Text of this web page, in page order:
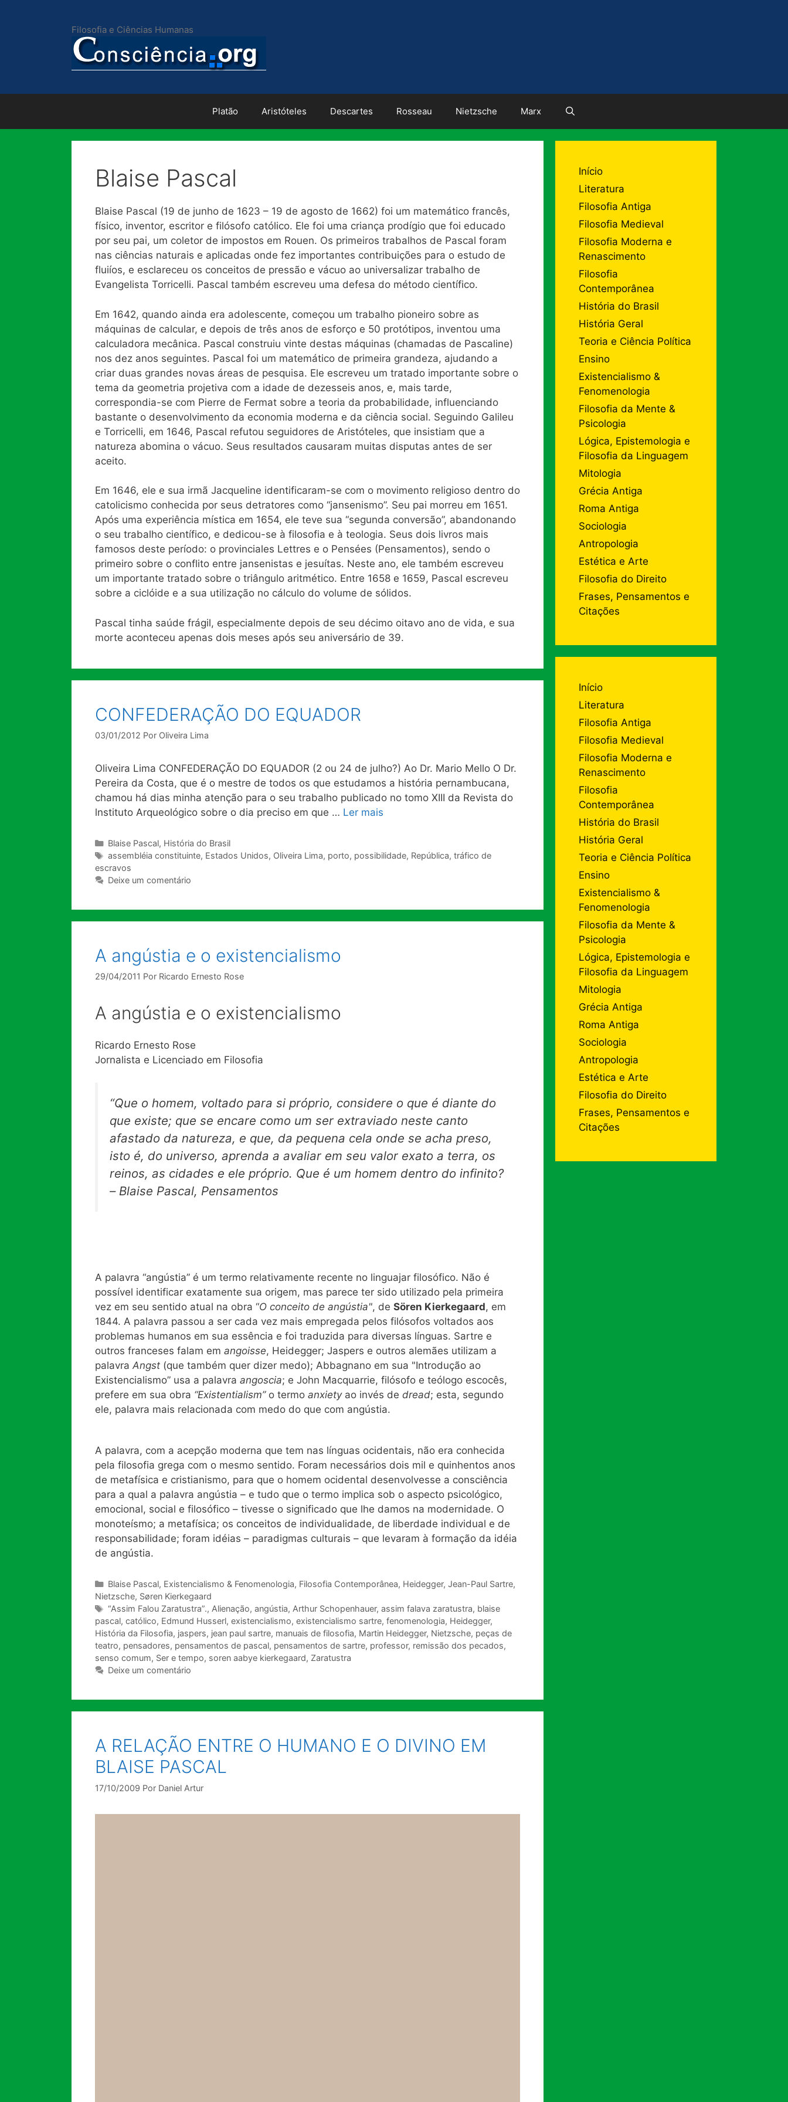
Filosofia e Ciências Humanas
Platão Aristóteles Descartes Rosseau Nietzsche Marx
Blaise Pascal
Blaise Pascal (19 de junho de 1623 – 19 de agosto de 1662) foi um matemático francês,
físico, inventor, escritor e filósofo católico. Ele foi uma criança prodígio que foi educado
por seu pai, um coletor de impostos em Rouen. Os primeiros trabalhos de Pascal foram
nas ciências naturais e aplicadas onde fez importantes contribuições para o estudo de
fluiíos, e esclareceu os conceitos de pressão e vácuo ao universalizar trabalho de
Evangelista Torricelli. Pascal também escreveu uma defesa do método científico.
Em 1642, quando ainda era adolescente, começou um trabalho pioneiro sobre as
máquinas de calcular, e depois de três anos de esforço e 50 protótipos, inventou uma
calculadora mecânica. Pascal construiu vinte destas máquinas (chamadas de Pascaline)
nos dez anos seguintes. Pascal foi um matemático de primeira grandeza, ajudando a
criar duas grandes novas áreas de pesquisa. Ele escreveu um tratado importante sobre o
tema da geometria projetiva com a idade de dezesseis anos, e, mais tarde,
correspondia-se com Pierre de Fermat sobre a teoria da probabilidade, influenciando
bastante o desenvolvimento da economia moderna e da ciência social. Seguindo Galileu
e Torricelli, em 1646, Pascal refutou seguidores de Aristóteles, que insistiam que a
natureza abomina o vácuo. Seus resultados causaram muitas disputas antes de ser
aceito.
Em 1646, ele e sua irmã Jacqueline identificaram-se com o movimento religioso dentro do
catolicismo conhecida por seus detratores como “jansenismo”. Seu pai morreu em 1651.
Após uma experiência mística em 1654, ele teve sua “segunda conversão”, abandonando
o seu trabalho científico, e dedicou-se à filosofia e à teologia. Seus dois livros mais
famosos deste período: o provinciales Lettres e o Pensées (Pensamentos), sendo o
primeiro sobre o conflito entre jansenistas e jesuítas. Neste ano, ele também escreveu
um importante tratado sobre o triângulo aritmético. Entre 1658 e 1659, Pascal escreveu
sobre a ciclóide e a sua utilização no cálculo do volume de sólidos.
Pascal tinha saúde frágil, especialmente depois de seu décimo oitavo ano de vida, e sua
morte aconteceu apenas dois meses após seu aniversário de 39.
CONFEDERAÇÃO DO EQUADOR
03/01/2012 Por Oliveira Lima
Oliveira Lima CONFEDERAÇÃO DO EQUADOR (2 ou 24 de julho?) Ao Dr. Mario Mello O Dr.
Pereira da Costa, que é o mestre de todos os que estudamos a história pernambucana,
chamou há dias minha atenção para o seu trabalho publicado no tomo XIII da Revista do
lnstituto Arqueológico sobre o dia preciso em que … Ler mais
Categorias
Blaise Pascal, História do Brasil
Tags
assembléia constituinte, Estados Unidos, Oliveira Lima, porto, possibilidade, República, tráfico de
escravos
Deixe um comentário
A angústia e o existencialismo
29/04/2011 Por Ricardo Ernesto Rose
A angústia e o existencialismo
Ricardo Ernesto Rose
Jornalista e Licenciado em Filosofia
“Que o homem, voltado para si próprio, considere o que é diante do
que existe; que se encare como um ser extraviado neste canto
afastado da natureza, e que, da pequena cela onde se acha preso,
isto é, do universo, aprenda a avaliar em seu valor exato a terra, os
reinos, as cidades e ele próprio. Que é um homem dentro do infinito?
– Blaise Pascal, Pensamentos
A palavra “angústia” é um termo relativamente recente no linguajar filosófico. Não é
possível identificar exatamente sua origem, mas parece ter sido utilizado pela primeira
vez em seu sentido atual na obra “O conceito de angústia", de Sören Kierkegaard, em
1844. A palavra passou a ser cada vez mais empregada pelos filósofos voltados aos
problemas humanos em sua essência e foi traduzida para diversas línguas. Sartre e
outros franceses falam em angoisse, Heidegger; Jaspers e outros alemães utilizam a
palavra Angst (que também quer dizer medo); Abbagnano em sua "Introdução ao
Existencialismo” usa a palavra angoscia; e John Macquarrie, filósofo e teólogo escocês,
prefere em sua obra “Existentialism”o termo anxietyao invés de dread; esta, segundo
ele, palavra mais relacionada com medo do que com angústia.
A palavra, com a acepção moderna que tem nas línguas ocidentais, não era conhecida
pela filosofia grega com o mesmo sentido. Foram necessários dois mil e quinhentos anos
de metafísica e cristianismo, para que o homem ocidental desenvolvesse a consciência
para a qual a palavra angústia – e tudo que o termo implica sob o aspecto psicológico,
emocional, social e filosófico – tivesse o significado que lhe damos na modernidade. O
monoteísmo; a metafísica; os conceitos de individualidade, de liberdade individual e de
responsabilidade; foram idéias – paradigmas culturais – que levaram à formação da idéia
de angústia.
Categorias
Blaise Pascal, Existencialismo & Fenomenologia, Filosofia Contemporânea, Heidegger, Jean-Paul Sartre,
Nietzsche, Søren Kierkegaard
Tags
“Assim Falou Zaratustra”., Alienação, angústia, Arthur Schopenhauer, assim falava zaratustra, blaise
pascal, católico, Edmund Husserl, existencialismo, existencialismo sartre, fenomenologia, Heidegger,
História da Filosofia, jaspers, jean paul sartre, manuais de filosofia, Martin Heidegger, Nietzsche, peças de
teatro, pensadores, pensamentos de pascal, pensamentos de sartre, professor, remissão dos pecados,
senso comum, Ser e tempo, soren aabye kierkegaard, Zaratustra
Deixe um comentário
A RELAÇÃO ENTRE O HUMANO E O DIVINO EM
BLAISE PASCAL
17/10/2009 Por Daniel Artur
Início
Literatura
Filosofia Antiga
Filosofia Medieval
Filosofia Moderna e
Renascimento
Filosofia
Contemporânea
História do Brasil
História Geral
Teoria e Ciência Política
Ensino
Existencialismo &
Fenomenologia
Filosofia da Mente &
Psicologia
Lógica, Epistemologia e
Filosofia da Linguagem
Mitologia
Grécia Antiga
Roma Antiga
Sociologia
Antropologia
Estética e Arte
Filosofia do Direito
Frases, Pensamentos e
Citações
Início
Literatura
Filosofia Antiga
Filosofia Medieval
Filosofia Moderna e
Renascimento
Filosofia
Contemporânea
História do Brasil
História Geral
Teoria e Ciência Política
Ensino
Existencialismo &
Fenomenologia
Filosofia da Mente &
Psicologia
Lógica, Epistemologia e
Filosofia da Linguagem
Mitologia
Grécia Antiga
Roma Antiga
Sociologia
Antropologia
Estética e Arte
Filosofia do Direito
Frases, Pensamentos e
Citações